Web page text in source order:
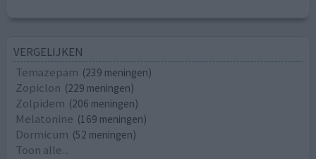
VERGELIJKEN
Temazepam (239 meningen)
Zopiclon (229 meningen)
Zolpidem (206 meningen)
Melatonine (169 meningen)
Dormicum (52 meningen)
Toon alle...